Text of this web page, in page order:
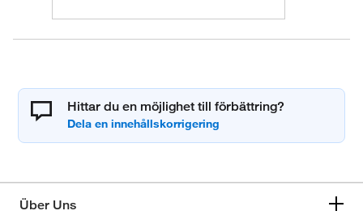
Hittar du en möjlighet till förbättring?
Über Uns